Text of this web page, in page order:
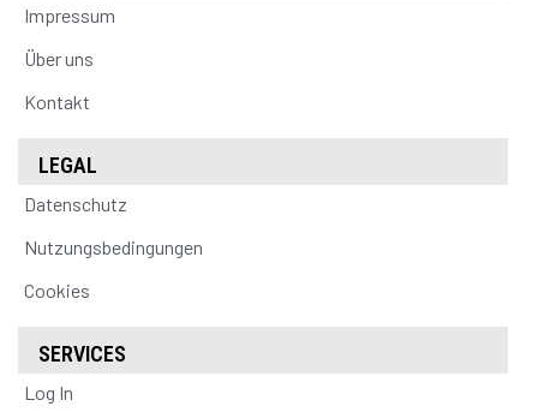
Impressum
Über uns
Kontakt
LEGAL
Datenschutz
Nutzungsbedingungen
Cookies
SERVICES
Log In